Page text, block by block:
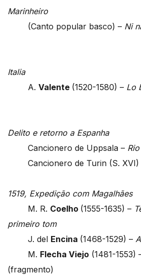
Marinheiro
(Canto popular basco) – Ni
Italia
A. Valente (1520-1580) – Lo
Delito e retorno a Espanha
Cancionero de Uppsala –
Cancionero de Turin (S. XVI)
1519, Expedição com Magalhães
M. R. Coelho (1555-1635) –
primeiro tom
J. del Encina (1468-1529) –
M. Flecha Viejo (1481-1553)
(fragmento)